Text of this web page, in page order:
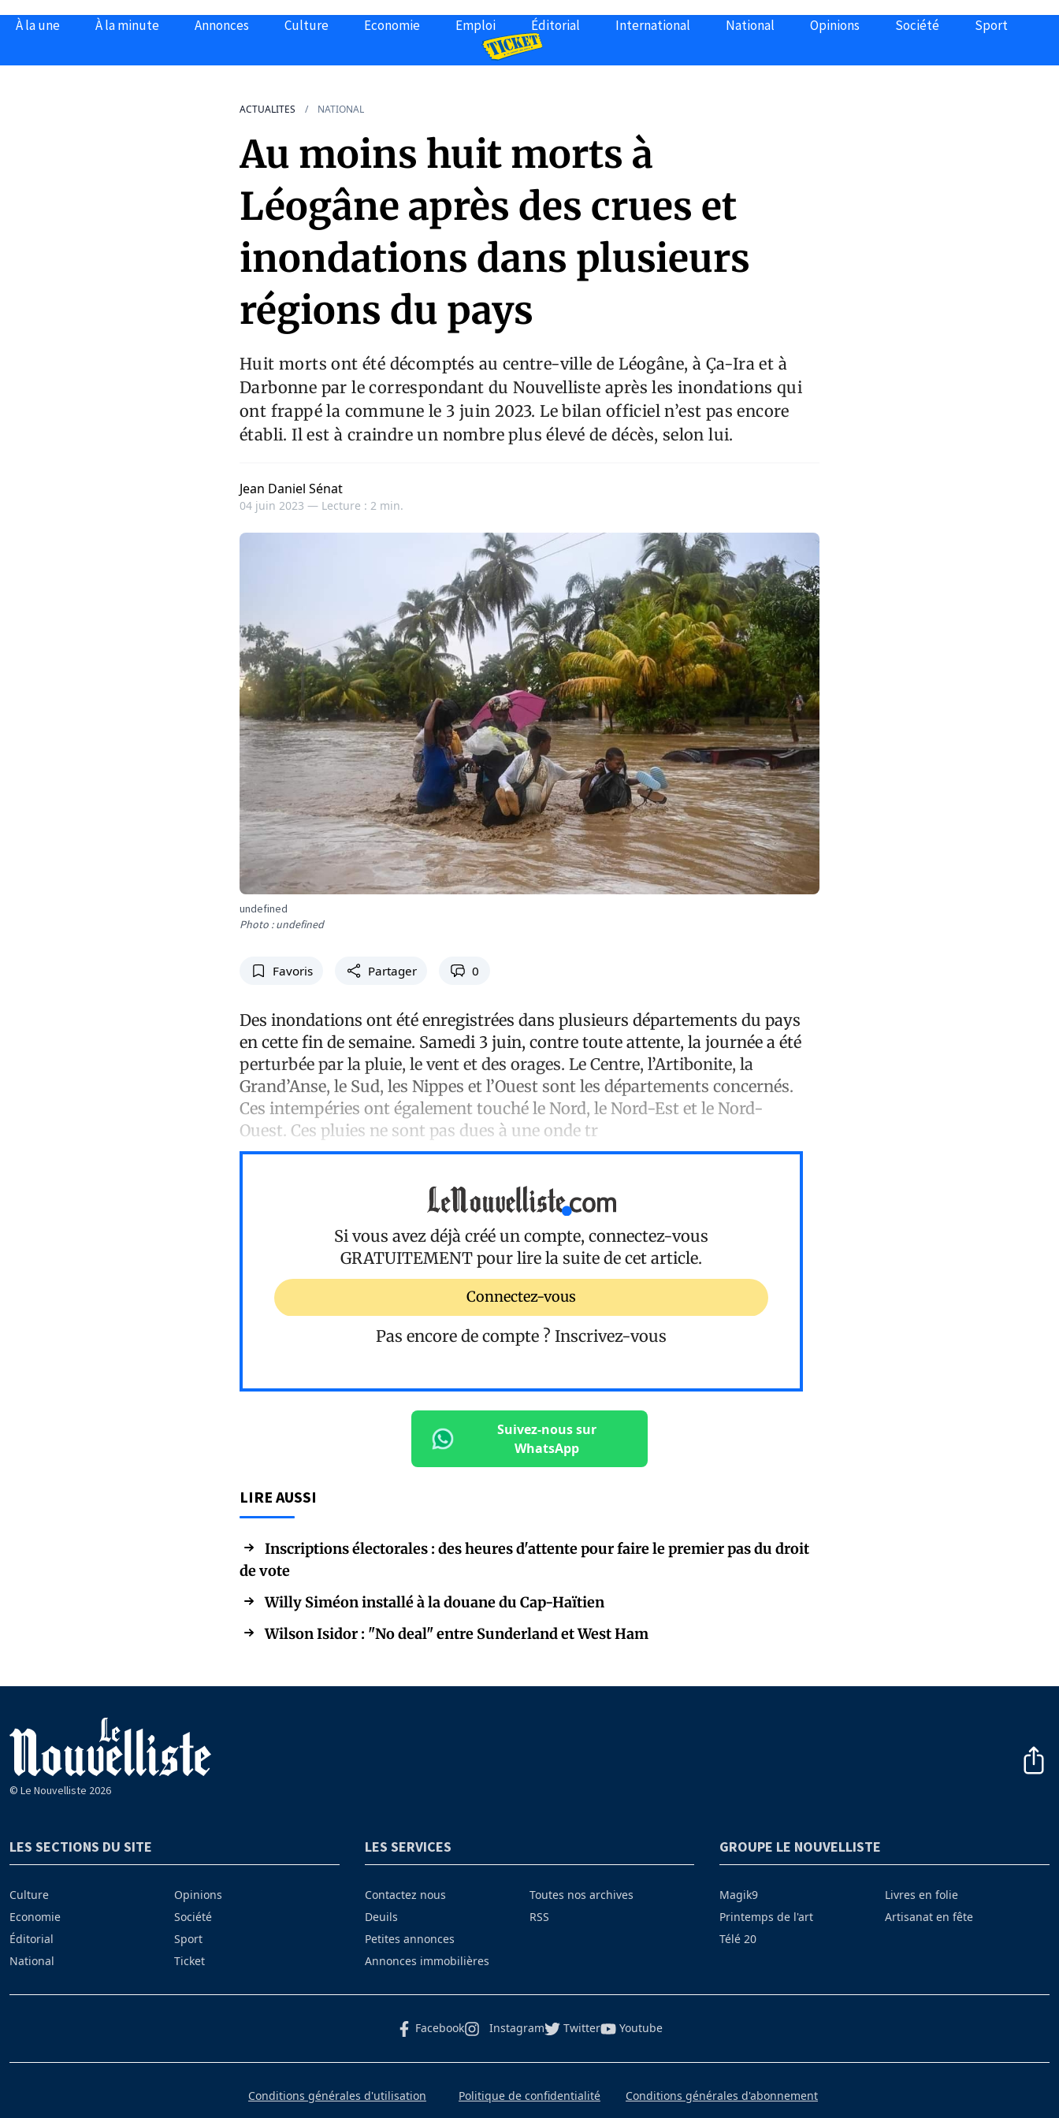
À la une À la minute Annonces Culture Economie Emploi Éditorial International National Opinions Société Sport
ACTUALITES NATIONAL
Au moins huit morts à
Léogâne après des crues et
inondations dans plusieurs
régions du pays
Huit morts ont été décomptés au centre-ville de Léogâne, à Ça-Ira et à
Darbonne par le correspondant du Nouvelliste après les inondations qui
ont frappé la commune le 3 juin 2023. Le bilan officiel n’est pas encore
établi. Il est à craindre un nombre plus élevé de décès, selon lui.
Jean Daniel Sénat
04 juin 2023 — Lecture : 2 min.
undefined
Photo : undefined
Favoris Partager 0
Des inondations ont été enregistrées dans plusieurs départements du pays
en cette fin de semaine. Samedi 3 juin, contre toute attente, la journée a été
perturbée par la pluie, le vent et des orages. Le Centre, l’Artibonite, la
Grand’Anse, le Sud, les Nippes et l’Ouest sont les départements concernés.
Ces intempéries ont également touché le Nord, le Nord-Est et le Nord-
Ouest. Ces pluies ne sont pas dues à une onde tr
Si vous avez déjà créé un compte, connectez-vous
GRATUITEMENT pour lire la suite de cet article.
Connectez-vous
Pas encore de compte ? Inscrivez-vous
Suivez-nous sur
WhatsApp
LIRE AUSSI
Inscriptions électorales : des heures d'attente pour faire le premier pas du droit
de vote
Willy Siméon installé à la douane du Cap-Haïtien
Wilson Isidor : "No deal" entre Sunderland et West Ham
© Le Nouvelliste 2026
LES SECTIONS DU SITE
Culture
Economie
Éditorial
National
Opinions
Société
Sport
Ticket
LES SERVICES
Contactez nous
Deuils
Petites annonces
Annonces immobilières
Toutes nos archives
RSS
GROUPE LE NOUVELLISTE
Magik9
Printemps de l'art
Télé 20
Livres en folie
Artisanat en fête
Facebook Instagram Twitter Youtube
Conditions générales d'utilisation Politique de confidentialité Conditions générales d'abonnement